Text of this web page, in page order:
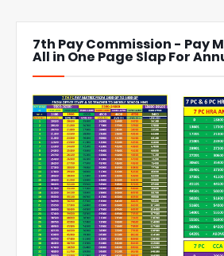
7th Pay Commission - Pay
All in One Page Slap For